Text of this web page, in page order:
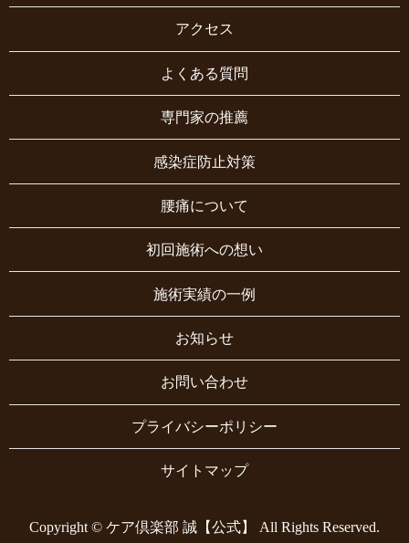
アクセス
よくある質問
専門家の推薦
感染症防止対策
腰痛について
初回施術への想い
施術実績の一例
お知らせ
お問い合わせ
プライバシーポリシー
サイトマップ
Copyright © ケア倶楽部 誠【公式】 All Rights Reserved.